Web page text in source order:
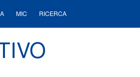
MIC RICERCA